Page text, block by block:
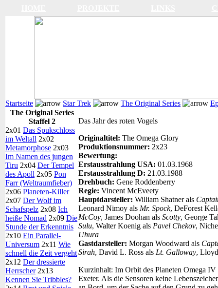
Startseite Star Trek The Original Series
The Original Series
Staffel 2
2x01 Das Spukschloss
im Weltall 2x02
Metamorphose 2x03
Im Namen des jungen
Tiru 2x04 Der Tempel
des Apoll 2x05 Pon
Farr (Weltraumfieber)
2x06 Planeten-Killer
2x07 Der Wolf im
Schafspelz 2x08 Ich
heiße Nomad 2x09 Die
Stunde der Erkenntnis
2x10 Ein Parallel-
Universum 2x11 Wie
schnell die Zeit vergeht
2x12 Der dressierte
Herrscher2x13
Kennen Sie Tribbles?
Das Jahr des roten Vogels
Originaltitel: The Omega Glory
Produktionsnummer: 2x23
Bewertung:
Erstausstrahlung USA: 01.03.1968
Erstausstrahlung D: 21.03.1988
Drehbuch: Gene Roddenberry
Regie: Vincent McEveety
Hauptdarsteller: William Shatner als
Leonard Nimoy als Mr. Spock, DeForest
McCoy, James Doohan als Scotty, George
Sulu, Walter Koenig als Pavel Chekov,
Uhura
Gastdarsteller: Morgan Woodward als
Sirah, David L. Ross als Lt. Galloway,
Kurzinhalt: Im Orbit des Planeten Omega
Exeter. Als die Sensoren keine